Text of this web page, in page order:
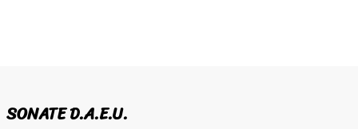
SONATE D.A.E.U.